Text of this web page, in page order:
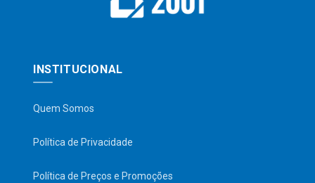
INSTITUCIONAL
Quem Somos
Política de Privacidade
Política de Preços e Promoções